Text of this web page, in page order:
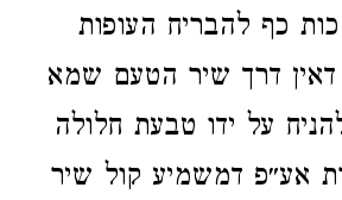
כף להבריח העופות
דאין דרך שיר הטעם שמא
על ידו טבעת חלולה
אע״פ דמשמיע קול שיר